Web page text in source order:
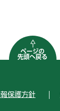
ページの
先頭へ戻る
保護方針